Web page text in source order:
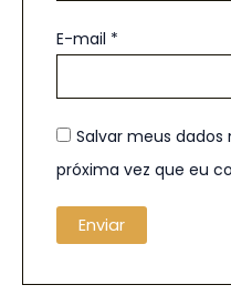
E-mail *
Salvar meus
próxima vez que eu